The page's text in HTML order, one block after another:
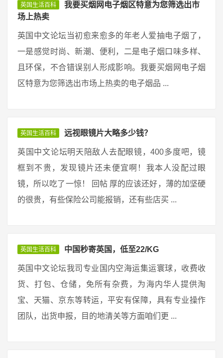
英国生活百科
我要买烟网电子烟区特意为您筛选出市
场上热卖
英国中文论坛当初愈来愈多的年老人爱抽电子烟了，
一是感觉时尚、新潮、便利，二是电子烟口味多样、
且环保，不合错误别人形成影响。我要买烟网电子烟
区特意为您筛选出市场上热卖的电子烟品 ...
英国生活百科 远视眼镜片大略多少钱？
英国中文论坛明天陪敌人去配眼镜，400多度吧，镜
框到不贵，发现镜片还未便宜啊！我本人没配过眼
镜，所以吃了一惊！ 回帖 厚的应该还好，薄的加坚硬
的很贵，有些保险公司能报销，还有些店买 ...
英国生活百科 中国秒寄英国，低至22/KG
英国中文论坛我司专业国内空海运集运寰球，收费收
货、打包、仓储，免所有杂费，为海内华人提供淘
宝、天猫、京东等转运，平安有保障，具有专业操作
团队，出货申报，目的地清关等方面咱们更 ...